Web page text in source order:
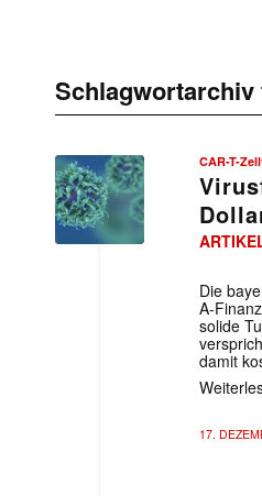
Schlagwortarchiv
CAR-T-
Die
A-
solide
damit
17.